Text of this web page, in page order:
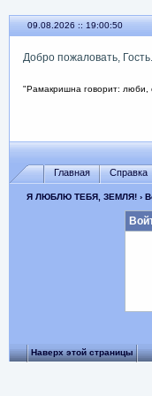
09.08.2026 :: 19:00:50
Добро пожаловать,
"Рамакришна говорит: люби,
Главная Справка
Я ЛЮБЛЮ ТЕБЯ, ЗЕМЛЯ!›
Наверх этой страницы